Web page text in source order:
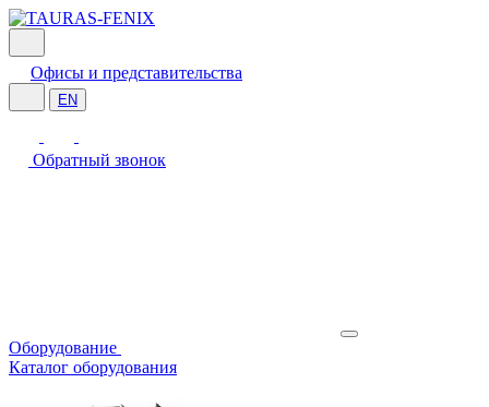
Офисы и представительства
EN
Обратный звонок
Оборудование
Каталог оборудования